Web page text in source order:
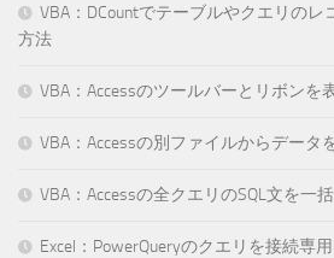
VBA：DCountでテーブルやクエリのレ
方法
VBA：Accessのツールバーとリボンを
VBA：Accessの別ファイルからデータ
VBA：Accessの全クエリのSQL文を一
Excel：PowerQueryのクエリを接続専